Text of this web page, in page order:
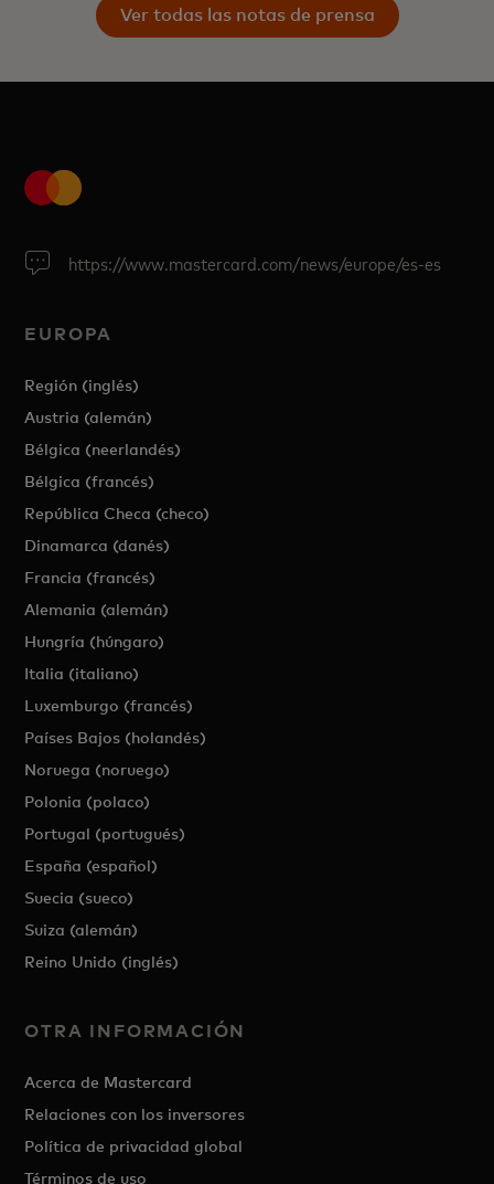
Ver todas las notas de prensa
https://www.mastercard.com/news/europe/es-es
EUROPA
Región (inglés)
Austria (alemán)
Bélgica (neerlandés)
Bélgica (francés)
República Checa (checo)
Dinamarca (danés)
Francia (francés)
Alemania (alemán)
Hungría (húngaro)
Italia (italiano)
Luxemburgo (francés)
Países Bajos (holandés)
Noruega (noruego)
Polonia (polaco)
Portugal (portugués)
España (español)
Suecia (sueco)
Suiza (alemán)
Reino Unido (inglés)
OTRA INFORMACIÓN
Acerca de Mastercard
Relaciones con los inversores
Política de privacidad global
Términos de uso